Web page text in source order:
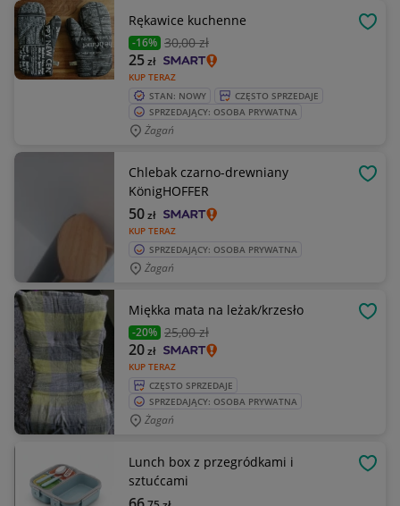
Rękawice kuchenne
-16% 30,00 zł
KUP TERAZ
25zł
STAN: NOWY
CZĘSTO SPRZEDAJE
SPRZEDAJĄCY: OSOBA PRYWATNA
Żagań
Chlebak czarno-drewniany
KönigHOFFER
KUP TERAZ
50zł
SPRZEDAJĄCY: OSOBA PRYWATNA
Żagań
Miękka mata na leżak/krzesło
-20% 25,00 zł
KUP TERAZ
20zł
CZĘSTO SPRZEDAJE
SPRZEDAJĄCY: OSOBA PRYWATNA
Żagań
Lunch box z przegródkami i
sztućcami